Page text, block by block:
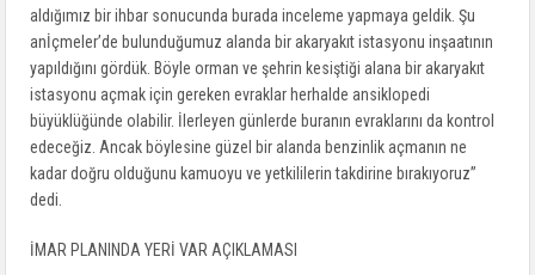
aldığımız bir ihbar sonucunda burada inceleme yapmaya geldik. Şu
anİçmeler’de bulunduğumuz alanda bir akaryakıt istasyonu inşaatının
yapıldığını gördük. Böyle orman ve şehrin kesiştiği alana bir akaryakıt
istasyonu açmak için gereken evraklar herhalde ansiklopedi
büyüklüğünde olabilir. İlerleyen günlerde buranın evraklarını da kontrol
edeceğiz. Ancak böylesine güzel bir alanda benzinlik açmanın ne
kadar doğru olduğunu kamuoyu ve yetkililerin takdirine bırakıyoruz”
dedi.
İMAR PLANINDA YERİ VAR AÇIKLAMASI